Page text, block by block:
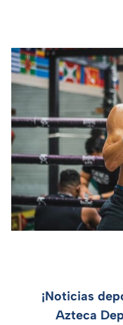
¡Noticias
Azteca